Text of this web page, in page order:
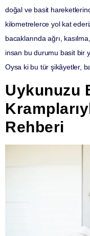
doğal ve basit
kilometrelerce yol kat
bacaklarında ağrı,
insan bu durumu basit bir
Oysa ki bu tür şikâyetler,
Uykunuzu
Rehberi